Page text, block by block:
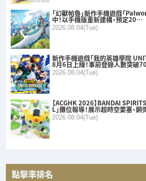
「幻獸帕魯」新作手機遊戲「
中！以手機版重新建構，預定20…
2026.08.04(Tue)
新作手機遊戲「我的英雄學院
8月6日上線！事前登錄人數突破
2026.08.04(Tue)
【ACGHK 2026】BANDAI
L」攤位報導！展示超時空要塞、
2026.08.04(Tue)
點擊率排名